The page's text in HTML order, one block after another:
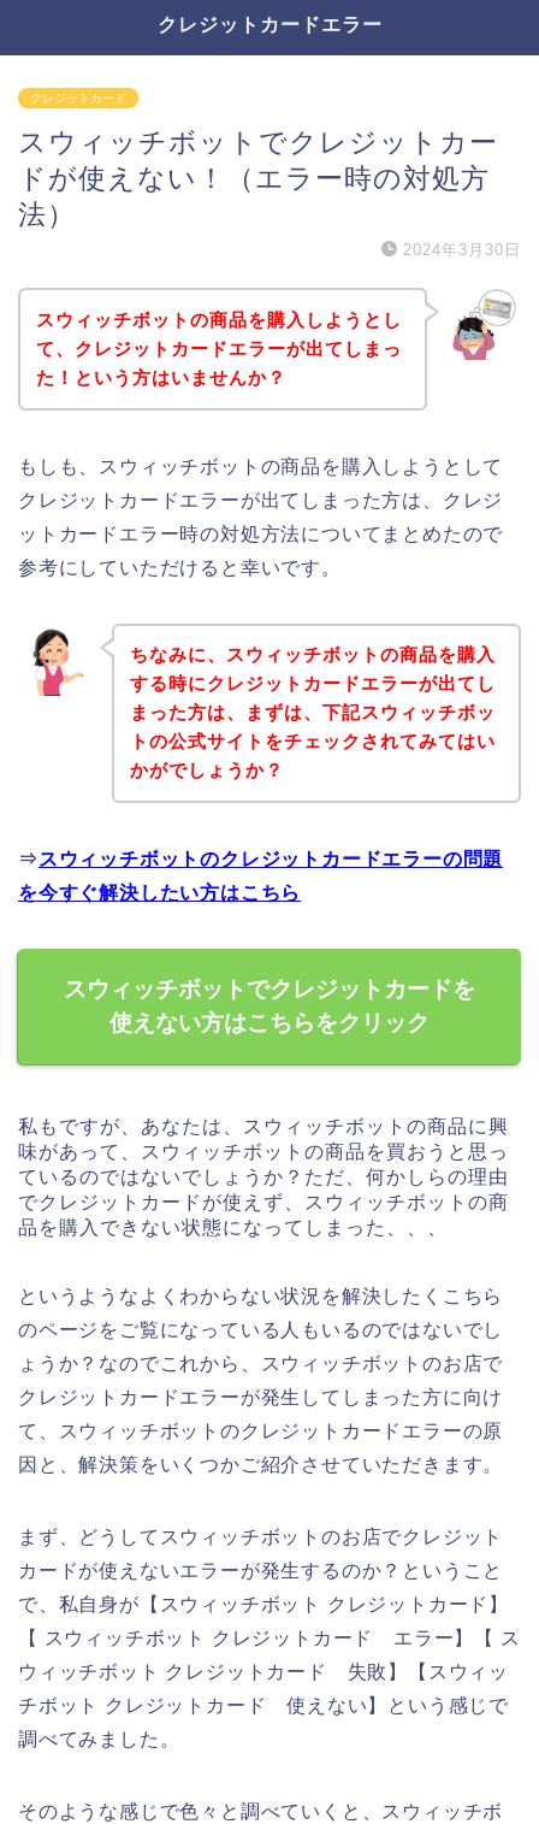
クレジットカードエラー
クレジットカード
スウィッチボットでクレジットカー
ドが使えない！（エラー時の対処方
法）
2024年3月30日
スウィッチボットの商品を購入しようとし
て、クレジットカードエラーが出てしまっ
た！という方はいませんか？
もしも、スウィッチボットの商品を購入しようとして
クレジットカードエラーが出てしまった方は、クレジ
ットカードエラー時の対処方法についてまとめたので
参考にしていただけると幸いです。
ちなみに、スウィッチボットの商品を購入
する時にクレジットカードエラーが出てし
まった方は、まずは、下記スウィッチボッ
トの公式サイトをチェックされてみてはい
かがでしょうか？
⇒ スウィッチボットのクレジットカードエラーの問題
を今すぐ解決したい方はこちら
スウィッチボットでクレジットカードを
使えない方はこちらをクリック
私もですが、あなたは、スウィッチボットの商品に興
味があって、スウィッチボットの商品を買おうと思っ
ているのではないでしょうか？ただ、何かしらの理由
でクレジットカードが使えず、スウィッチボットの商
品を購入できない状態になってしまった、、、
というようなよくわからない状況を解決したくこちら
のページをご覧になっている人もいるのではないでし
ょうか？なのでこれから、スウィッチボットのお店で
クレジットカードエラーが発生してしまった方に向け
て、スウィッチボットのクレジットカードエラーの原
因と、解決策をいくつかご紹介させていただきます。
まず、どうしてスウィッチボットのお店でクレジット
カードが使えないエラーが発生するのか？ということ
で、私自身が【スウィッチボット クレジットカード】
【 スウィッチボット クレジットカード エラー】【 ス
ウィッチボット クレジットカード 失敗】【スウィッ
チボット クレジットカード 使えない】という感じで
調べてみました。
そのような感じで色々と調べていくと、スウィッチボ